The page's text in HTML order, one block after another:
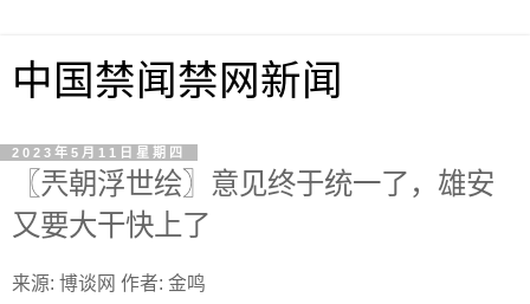
中国禁闻禁网新闻
2023年5月11日星期四
〖兲朝浮世绘〗意见终于统一了，雄安
又要大干快上了
来源: 博谈网 作者: 金鸣